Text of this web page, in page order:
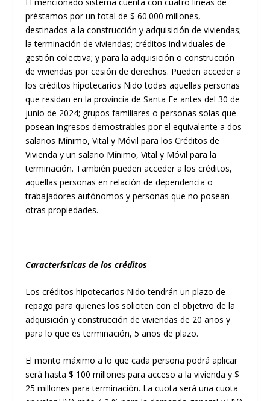
préstamos por un total de $ 60.000 millones,
destinados a la construcción y adquisición de viviendas;
la terminación de viviendas; créditos individuales de
gestión colectiva; y para la adquisición o construcción
de viviendas por cesión de derechos. Pueden acceder a
los créditos hipotecarios Nido todas aquellas personas
que residan en la provincia de Santa Fe antes del 30 de
junio de 2024; grupos familiares o personas solas que
posean ingresos demostrables por el equivalente a dos
salarios Mínimo, Vital y Móvil para los Créditos de
Vivienda y un salario Mínimo, Vital y Móvil para la
terminación. También pueden acceder a los créditos,
aquellas personas en relación de dependencia o
trabajadores autónomos y personas que no posean
otras propiedades.
Características de los créditos
Los créditos hipotecarios Nido tendrán un plazo de
repago para quienes los soliciten con el objetivo de la
adquisición y construcción de viviendas de 20 años y
para lo que es terminación, 5 años de plazo.
El monto máximo a lo que cada persona podrá aplicar
será hasta $ 100 millones para acceso a la vivienda y $
25 millones para terminación. La cuota será una cuota